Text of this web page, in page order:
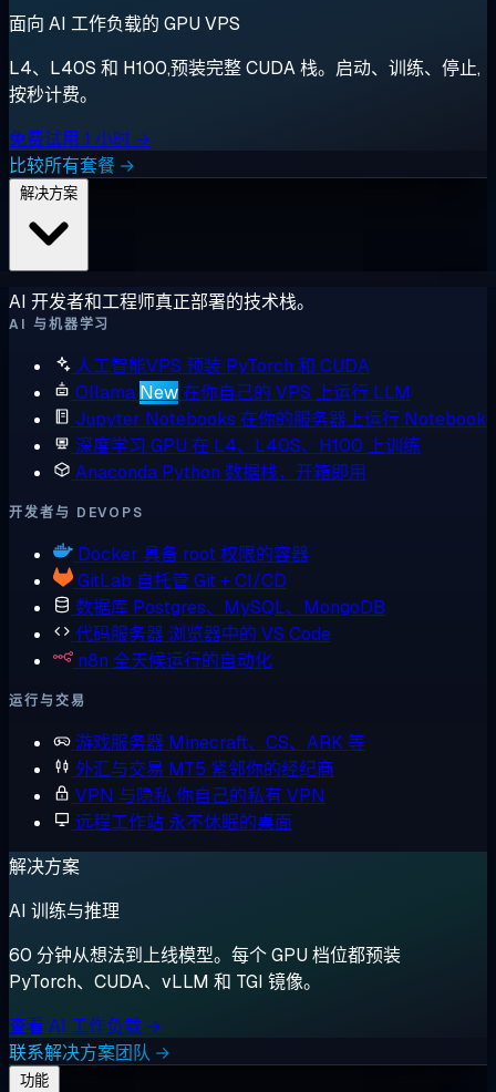
面向 AI 工作负载的 GPU VPS
L4、L40S 和 H100,预装完整 CUDA 栈。启动、训练、停止,
按秒计费。
免费试用 1 小时 →
比较所有套餐 →
AI 开发者和工程师真正部署的技术栈。
AI 与机器学习
人工智能VPS 预装 PyTorch 和 CUDA
Ollama New在你自己的 VPS 上运行 LLM
Jupyter Notebooks 在你的服务器上运行 Notebook
深度学习 GPU 在 L4、L40S、H100 上训练
Anaconda Python 数据栈，开箱即用
开发者与 DEVOPS
Docker 具备 root 权限的容器
GitLab 自托管 Git + CI/CD
数据库 Postgres、MySQL、MongoDB
代码服务器 浏览器中的 VS Code
n8n 全天候运行的自动化
运行与交易
游戏服务器 Minecraft、CS、ARK 等
外汇与交易 MT5 紧邻你的经纪商
VPN 与隐私 你自己的私有 VPN
远程工作站 永不休眠的桌面
解决方案
AI 训练与推理
60 分钟从想法到上线模型。每个 GPU 档位都预装
PyTorch、CUDA、vLLM 和 TGI 镜像。
查看 AI 工作负载 →
联系解决方案团队 →